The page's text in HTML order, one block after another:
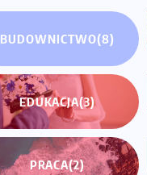
BUDOWNICTWO(8)
EDUKACJA(3)
PRACA(2)